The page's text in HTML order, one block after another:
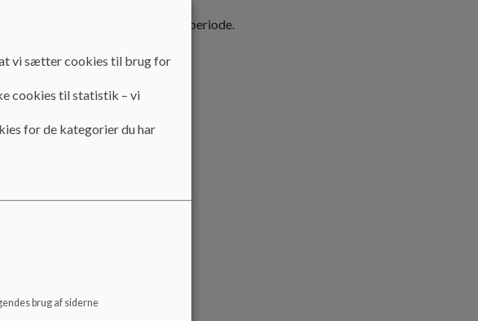
dig at være hos os i din praktikperiode.
at vi sætter cookies til brug for
cookies til statistik – vi
for de kategorier du har
brug af siderne